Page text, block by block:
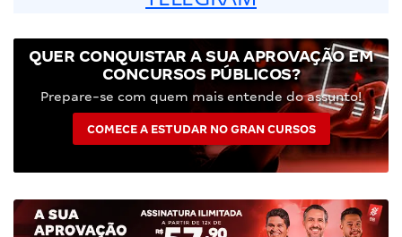
QUER CONQUISTAR A SUA APROVAÇÃO EM
CONCURSOS PÚBLICOS?
Prepare-se com quem mais entende do assunto!
COMECE A ESTUDAR NO GRAN CURSOS